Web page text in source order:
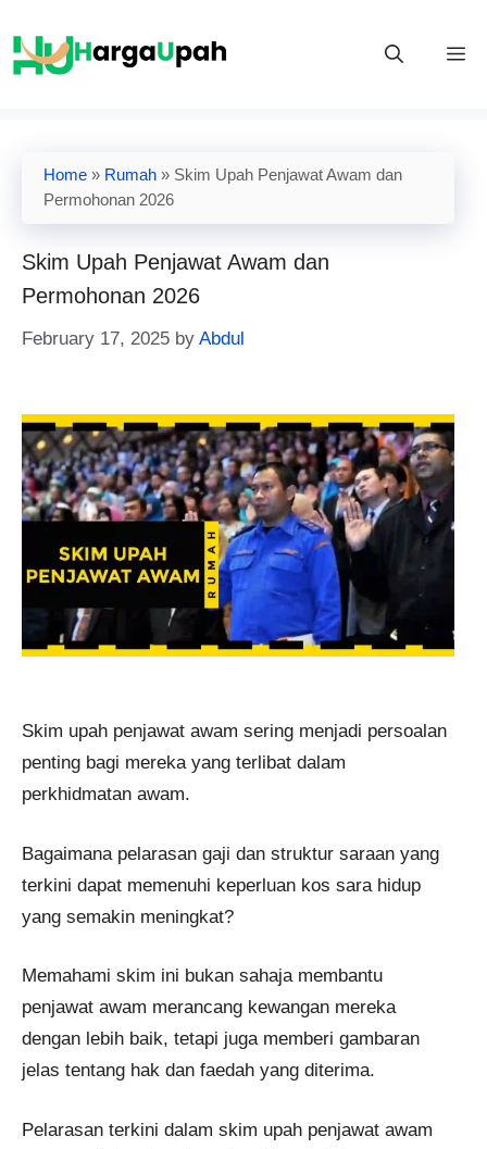
content
Home » Rumah » Skim Upah Penjawat Awam​ dan
Permohonan 2026
Skim Upah Penjawat Awam​ dan
Permohonan 2026
February 17, 2025 by Abdul
Skim upah penjawat awam sering menjadi persoalan
penting bagi mereka yang terlibat dalam
perkhidmatan awam.
Bagaimana pelarasan gaji dan struktur saraan yang
terkini dapat memenuhi keperluan kos sara hidup
yang semakin meningkat?
Memahami skim ini bukan sahaja membantu
penjawat awam merancang kewangan mereka
dengan lebih baik, tetapi juga memberi gambaran
jelas tentang hak dan faedah yang diterima.
Pelarasan terkini dalam skim upah penjawat awam